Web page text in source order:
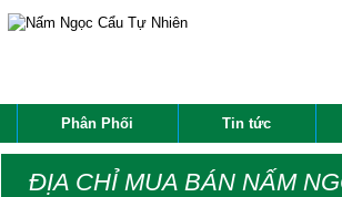
Phân Phối Tin tức
ĐỊA CHỈ MUA BÁN NẤM